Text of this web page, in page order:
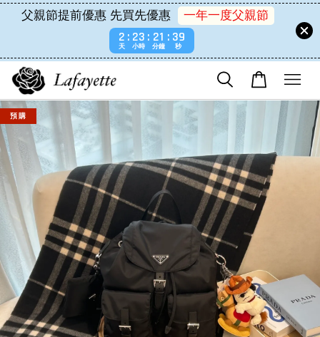
父親節提前優惠 先買先優惠
一年一度父親節
2
天
23
小時
21
分鐘
39
秒
預 購